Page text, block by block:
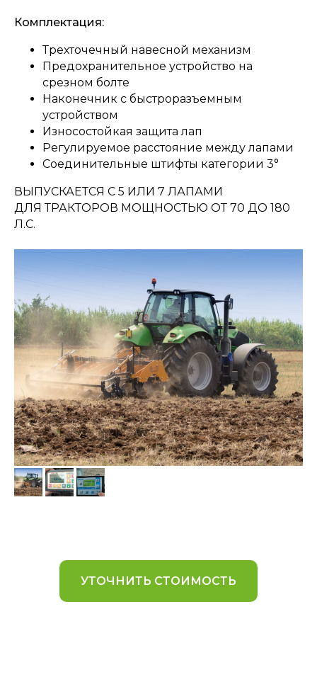
Комплектация:
Трехточечный навесной механизм
Предохранительное устройство на
срезном болте
Наконечник с быстроразъемным
устройством
Износостойкая защита лап
Регулируемое расстояние между лапами
Соединительные штифты категории 3°
ВЫПУСКАЕТСЯ С 5 ИЛИ 7 ЛАПАМИ
ДЛЯ ТРАКТОРОВ МОЩНОСТЬЮ ОТ 70 ДО 180
Л.С.
УТОЧНИТЬ СТОИМОСТЬ